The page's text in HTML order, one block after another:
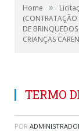
Home »
(CONTRATAÇÃO
DE
CRIANÇAS
TERMO
POR